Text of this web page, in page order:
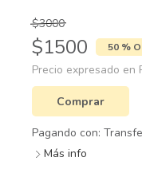
$3000
$1500 50 %
Precio expresado en
Comprar
Pagando con:
Más info